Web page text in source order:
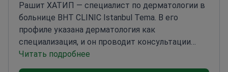
Рашит ХАТИП — специалист по дерматологии в
больнице BHT CLINIC Istanbul Tema. В его
профиле указана дерматология как
специализация, и он проводит консультации
дерматолога. Он также специализируется на
эстетической медицине и косметологии.
Читать подробнее